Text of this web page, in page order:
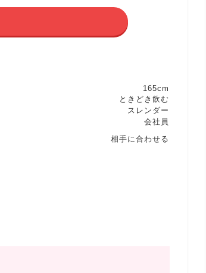
165cm
ときどき飲む
スレンダー
会社員
相手に合わせる